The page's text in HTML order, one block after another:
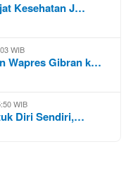
Kesehatan J…
WIB
Wapres Gibran k…
WIB
Diri Sendiri,…